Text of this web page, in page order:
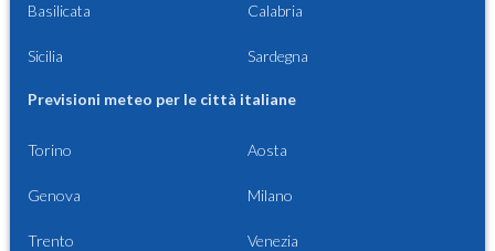
Basilicata Calabria
Sicilia Sardegna
Previsioni meteo per le città italiane
Torino Aosta
Genova Milano
Trento Venezia